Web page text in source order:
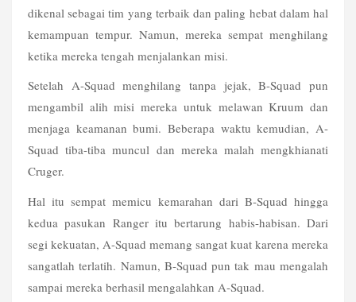
dikenal sebagai tim yang terbaik dan paling hebat dalam hal
kemampuan tempur. Namun, mereka sempat menghilang
ketika mereka tengah menjalankan misi.
Setelah A-Squad menghilang tanpa jejak, B-Squad pun
mengambil alih misi mereka untuk melawan Kruum dan
menjaga keamanan bumi. Beberapa waktu kemudian, A-
Squad tiba-tiba muncul dan mereka malah mengkhianati
Cruger.
Hal itu sempat memicu kemarahan dari B-Squad hingga
kedua pasukan Ranger itu bertarung habis-habisan. Dari
segi kekuatan, A-Squad memang sangat kuat karena mereka
sangatlah terlatih. Namun, B-Squad pun tak mau mengalah
sampai mereka berhasil mengalahkan A-Squad.